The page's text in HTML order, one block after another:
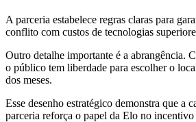
A parceria estabelece regras claras para
conflito com custos de tecnologias
Outro detalhe importante é a abrangência.
o público tem liberdade para escolher o
dos meses.
Esse desenho estratégico demonstra que
parceria reforça o papel da Elo no